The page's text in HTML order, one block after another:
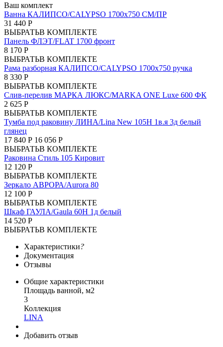
Ваш комплект
Ванна КАЛИПСО/CALYPSO 1700х750 СМ/ПР
31 440 Р
ВЫБРАТЬВ КОМПЛЕКТЕ
Панель ФЛЭТ/FLAT 1700 фронт
8 170 Р
ВЫБРАТЬВ КОМПЛЕКТЕ
Рама разборная КАЛИПСО/CALYPSO 1700х750 ручка
8 330 Р
ВЫБРАТЬВ КОМПЛЕКТЕ
Слив-перелив МАРКА ЛЮКС/MARKA ONE Luxe 600 ФК
2 625 Р
ВЫБРАТЬВ КОМПЛЕКТЕ
Тумба под раковину ЛИНА/Lina New 105Н 1в.я 3д белый
глянец
17 840 Р 16 056 Р
ВЫБРАТЬВ КОМПЛЕКТЕ
Раковина Стиль 105 Кировит
12 120 Р
ВЫБРАТЬВ КОМПЛЕКТЕ
Зеркало АВРОРА/Aurora 80
12 100 Р
ВЫБРАТЬВ КОМПЛЕКТЕ
Шкаф ГАУЛА/Gaula 60Н 1д белый
14 520 Р
ВЫБРАТЬВ КОМПЛЕКТЕ
Характеристики?
Документация
Отзывы
Общие характеристики
Площадь ванной, м2
3
Коллекция
LINA
Добавить отзыв